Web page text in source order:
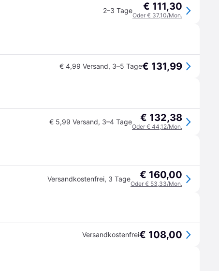
2–3 Tage € 111,30
Oder € 37,10/Mon.
€ 4,99 Versand, 3–5 Tage€ 131,99
€ 5,99 Versand, 3–4 Tage € 132,38
Oder € 44,12/Mon.
Versandkostenfrei, 3 Tage € 160,00
Oder € 53,33/Mon.
Versandkostenfrei€ 108,00